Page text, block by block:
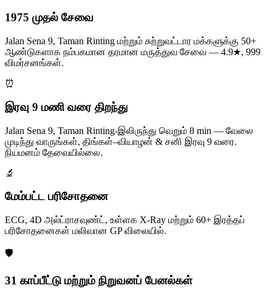
1975 முதல் சேவை
Jalan Sena 9, Taman Rinting மற்றும் சுற்றுவட்டார மக்களுக்கு 50+
ஆண்டுகளாக நம்பகமான தரமான மருத்துவ சேவை — 4.9★, 999
விமர்சனங்கள்.
⏰
இரவு 9 மணி வரை திறந்து
Jalan Sena 9, Taman Rinting-இலிருந்து வெறும் 8 min — வேலை
முடிந்து வாருங்கள், திங்கள்–வியாழன் & சனி இரவு 9 வரை.
நியமனம் தேவையில்லை.
🔬
மேம்பட்ட பரிசோதனை
ECG, 4D அல்ட்ராசவுண்ட், உள்ளக X-Ray மற்றும் 60+ இரத்தப்
பரிசோதனைகள் மலிவான GP விலையில்.
🛡️
31 காப்பீட்டு மற்றும் நிறுவனப் பேனல்கள்